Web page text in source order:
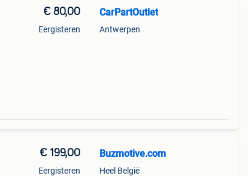
€ 80,00
Eergisteren
CarPartOutlet
Antwerpen
€ 199,00
Eergisteren
Buzmotive.com
Heel België